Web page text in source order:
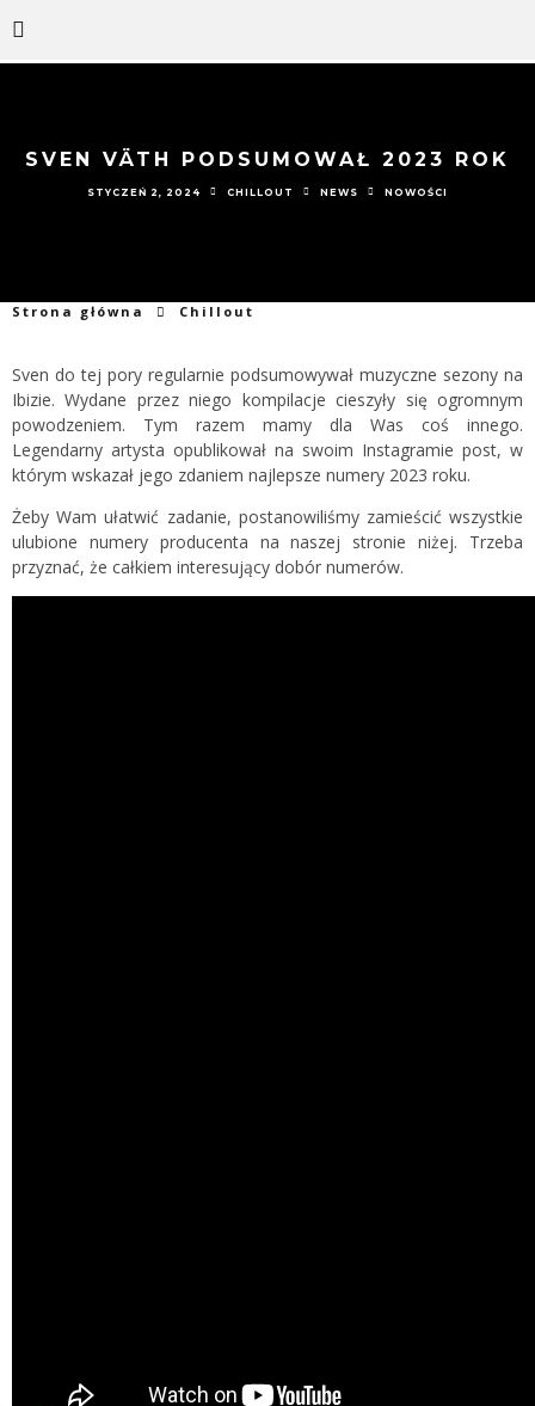
SVEN VÄTH PODSUMOWAŁ 2023 ROK
STYCZEŃ 2, 2024 CHILLOUT NEWS NOWOŚCI
Strona główna Chillout
Sven do tej pory regularnie podsumowywał muzyczne sezony na
Ibizie. Wydane przez niego kompilacje cieszyły się ogromnym
powodzeniem. Tym razem mamy dla Was coś innego.
Legendarny artysta opublikował na swoim Instagramie post, w
którym wskazał jego zdaniem najlepsze numery 2023 roku.
Żeby Wam ułatwić zadanie, postanowiliśmy zamieścić wszystkie
ulubione numery producenta na naszej stronie niżej. Trzeba
przyznać, że całkiem interesujący dobór numerów.